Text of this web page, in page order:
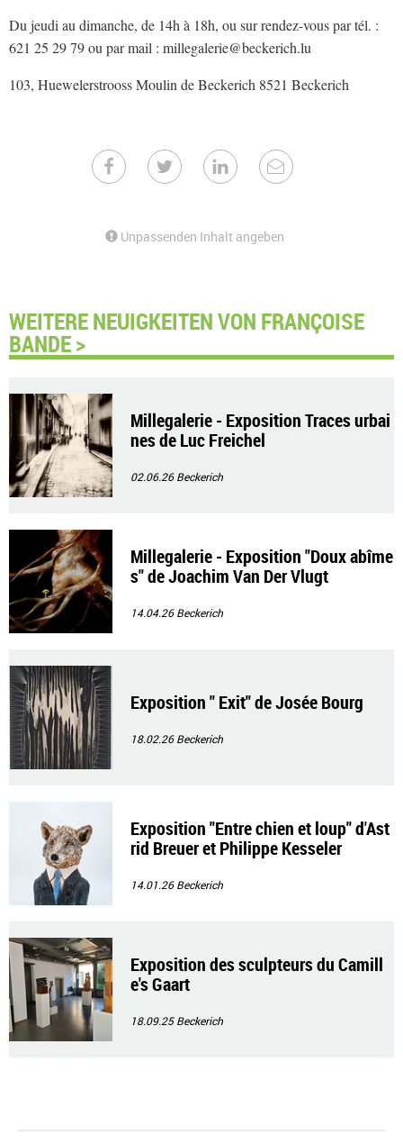
Du jeudi au dimanche, de 14h à 18h, ou sur rendez-vous par tél. :
621 25 29 79 ou par mail : millegalerie@beckerich.lu
103, Huewelerstrooss Moulin de Beckerich 8521 Beckerich
Unpassenden Inhalt angeben
WEITERE NEUIGKEITEN VON FRANÇOISE
BANDE >
Millegalerie - Exposition Traces urbai
nes de Luc Freichel
02.06.26Beckerich
Millegalerie - Exposition "Doux abîme
s" de Joachim Van Der Vlugt
14.04.26Beckerich
Exposition " Exit" de Josée Bourg
18.02.26Beckerich
Exposition "Entre chien et loup" d'Ast
rid Breuer et Philippe Kesseler
14.01.26Beckerich
Exposition des sculpteurs du Camill
e's Gaart
18.09.25Beckerich